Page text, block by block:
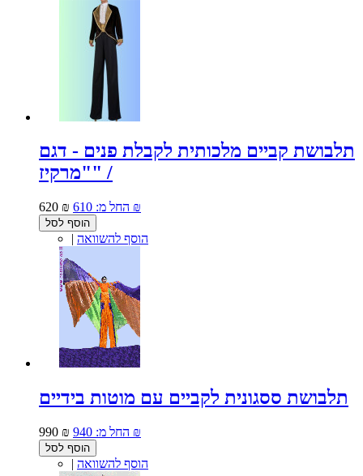
תלבושת קביים מלכותית לקבלת פנים - דגם
"מרקיז" /
620 ₪ החל מ: 610 ₪
הוסף לסל
| הוסף להשוואה
תלבושת ססגונית לקביים עם מוטות בידיים
990 ₪ החל מ: 940 ₪
הוסף לסל
| הוסף להשוואה